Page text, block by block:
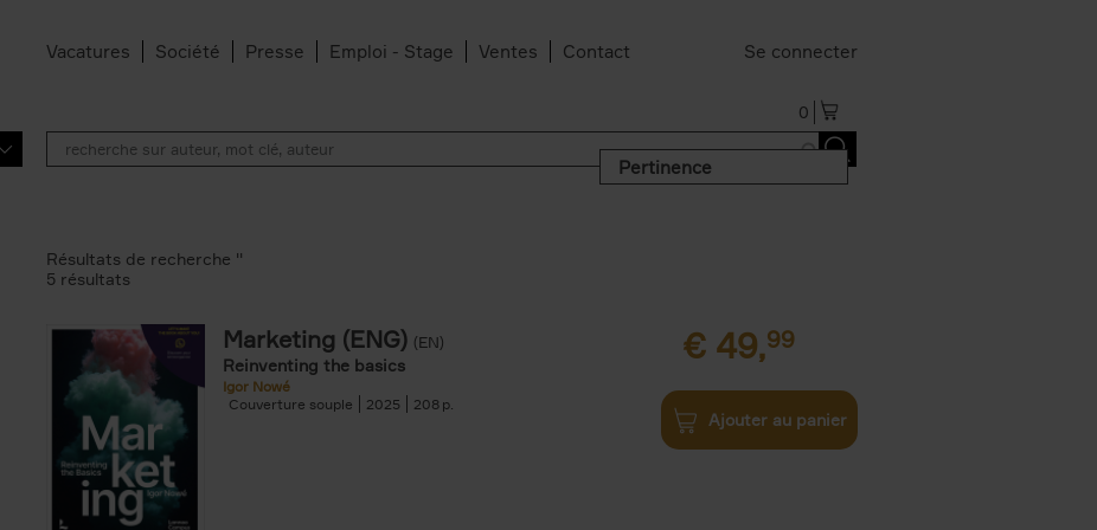
Vacatures Société Presse Emploi - Stage Ventes Contact Se connecter
0
Pertinence
filter
De Feyter filter
Van Belleghem filter
Résultats de recherche ''
5 résultats
Marketing (ENG) (EN)
Reinventing the basics
Igor Nowé
Couverture souple
2025 208
€ 49,99
Ajouter au panier